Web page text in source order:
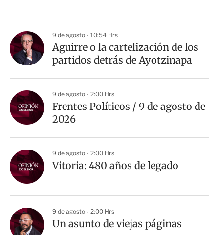
9 de agosto - 10:54 Hrs
Aguirre o la cartelización de los
partidos detrás de Ayotzinapa
9 de agosto - 2:00 Hrs
Frentes Políticos / 9 de agosto de
2026
9 de agosto - 2:00 Hrs
Vitoria: 480 años de legado
9 de agosto - 2:00 Hrs
Un asunto de viejas páginas